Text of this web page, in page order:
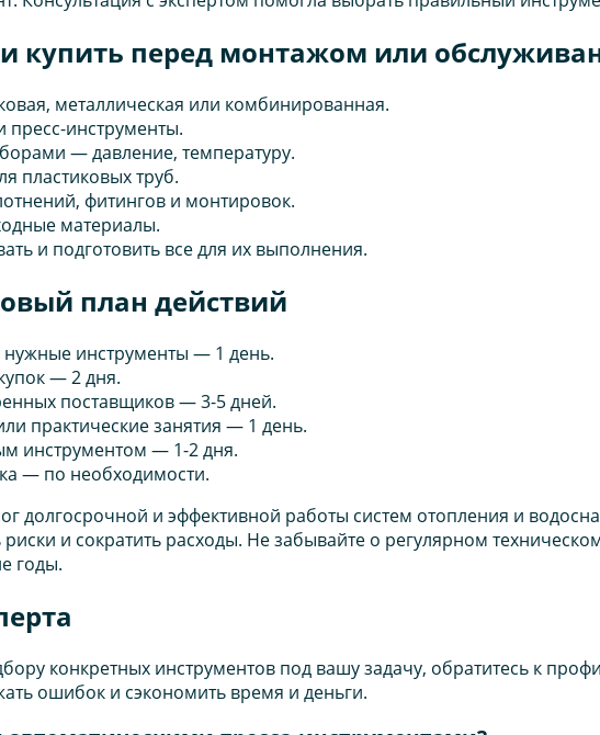
и купить перед монтажом или
металлическая или комбинированная.
инструменты.
— давление, температуру.
пластиковых труб.
фитингов и монтировок.
материалы.
и подготовить все для их выполнения.
план действий
нужные инструменты — 1 день.
— 2 дня.
поставщиков — 3-5 дней.
практические занятия — 1 день.
инструментом — 1-2 дня.
— по необходимости.
долгосрочной и эффективной работы систем отопления и
и сократить расходы. Не забывайте о регулярном
годы.
конкретных инструментов под вашу задачу, обратитесь к
ошибок и сэкономить время и деньги.